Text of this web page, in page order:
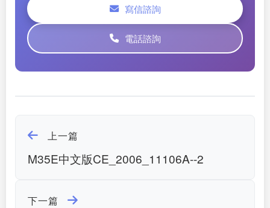
寫信諮詢
電話諮詢
上一篇
M35E中文版CE_2006_11106A--2
下一篇